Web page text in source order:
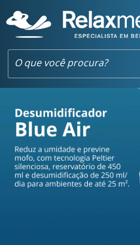
DESUMIDIFICADOR